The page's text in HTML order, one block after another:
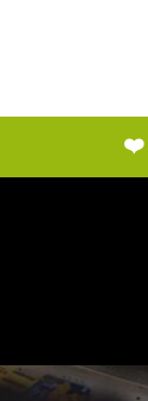
❤️